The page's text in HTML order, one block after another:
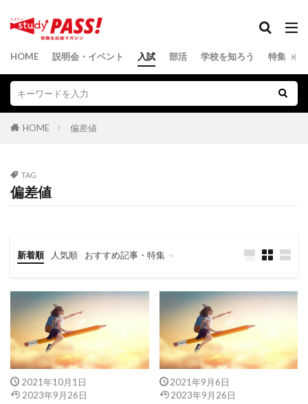
HOME 説明会・イベント 入試 部活 学校を知ろう 特集
HOME 偏差値
TAG
偏差値
新着順 人気順 おすすめ記事・特集
2021年10月1日
2023年9月26日
2021年9月6日
2023年9月26日